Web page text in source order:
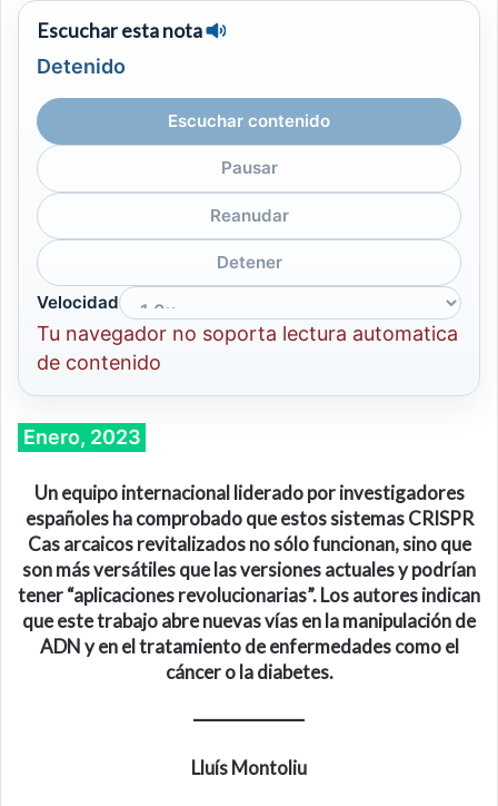
Escuchar esta nota
Detenido
Escuchar contenido
Pausar
Reanudar
Detener
Velocidad
Tu navegador no soporta lectura automatica
de contenido
Enero, 2023
Un equipo internacional liderado por investigadores
españoles ha comprobado que estos sistemas CRISPR
Cas arcaicos revitalizados no sólofuncionan, sino que
son más versátiles que las versiones actuales y podrían
tener “aplicaciones revolucionarias”. Los autores indican
que este trabajoabre nuevas vías en la manipulación de
ADN y en el tratamiento de enfermedades como el
cáncer o la diabetes.
Lluís Montoliu